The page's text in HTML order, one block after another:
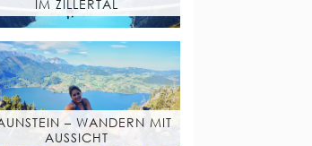
IM ZILLERTAL
– WANDERN MIT
AUSSICHT